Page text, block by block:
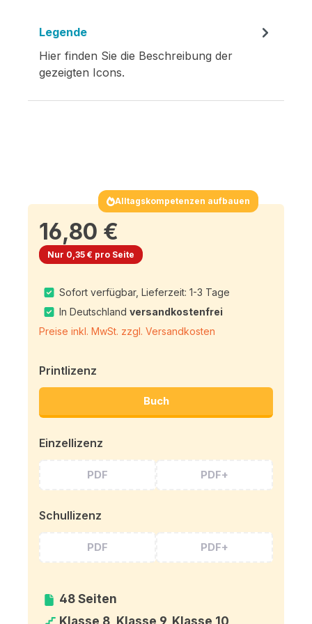
Legende
Hier finden Sie die Beschreibung der
gezeigten Icons.
Alltagskompetenzen aufbauen
16,80 €
Nur 0,35 € pro Seite
Sofort verfügbar, Lieferzeit: 1-3 Tage
In Deutschlandversandkostenfrei
Preise inkl. MwSt. zzgl. Versandkosten
Printlizenz
Buch
Einzellizenz
PDF PDF+
Schullizenz
PDF PDF+
48 Seiten
Klasse 8, Klasse 9, Klasse 10